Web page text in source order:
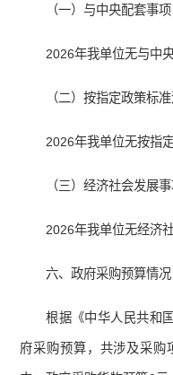
（一）与中央配套事项
2026年我单位无与中
（二）按指定政策标
2026年我单位无按指
（三）经济社会发展
2026年我单位无经济
六、政府采购预算情况
根据《中华人民共和
府采购预算，共涉及采购